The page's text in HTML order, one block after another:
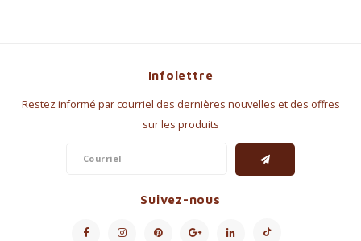
Infolettre
Restez informé par courriel des dernières nouvelles et des offres
sur les produits
Suivez-nous